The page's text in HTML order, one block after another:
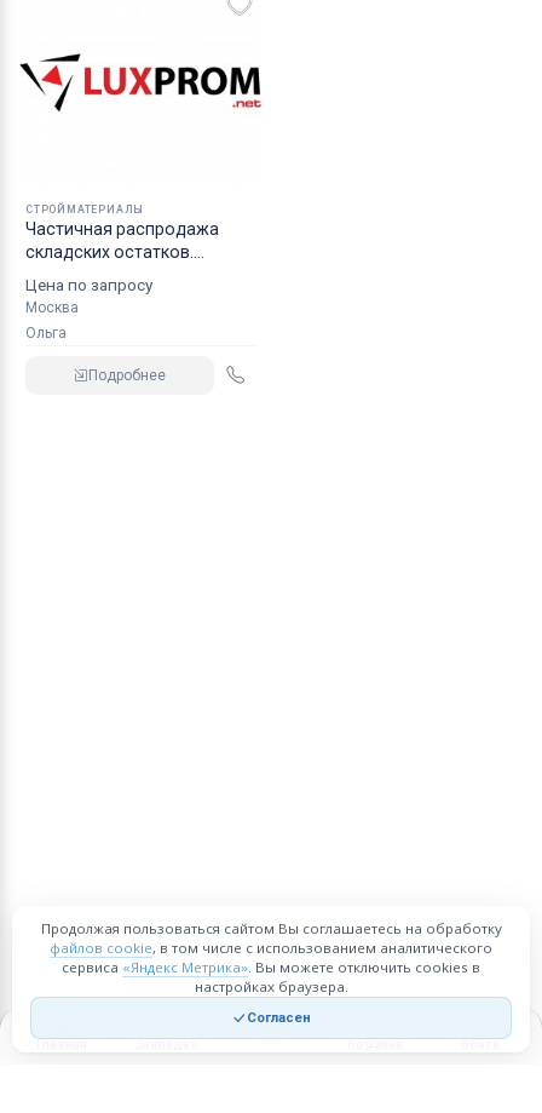
СТРОЙМАТЕРИАЛЫ
Частичная распродажа
складских остатков.
Цена по запросу
Москва
Ольга
Подробнее
Главная Закладки Корзина Войти
Продолжая пользоваться сайтом Вы соглашаетесь на обработку
файлов cookie, в том числе с использованием аналитического
сервиса «Яндекс Метрика». Вы можете отключить cookies в
настройках браузера.
Согласен